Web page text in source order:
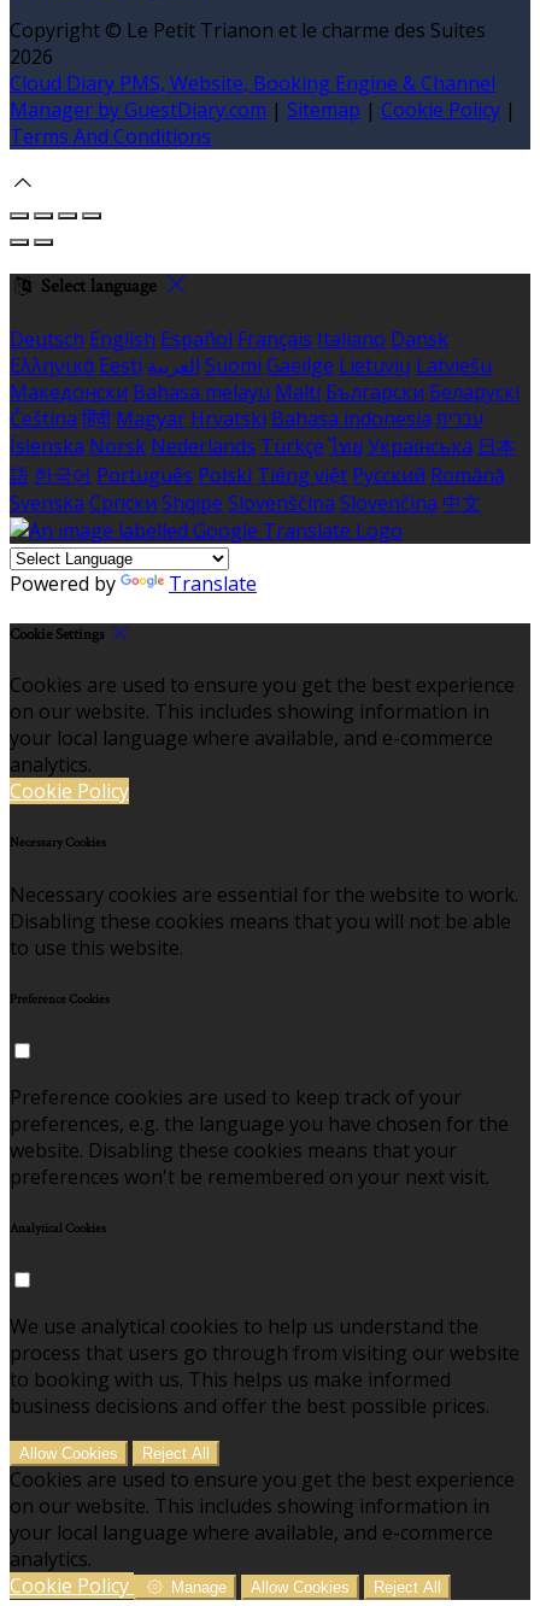
Copyright © Le Petit Trianon et le charme des Suites
2026
Cloud Diary PMS, Website, Booking Engine & Channel
Manager by GuestDiary.com | Sitemap | Cookie Policy |
Terms And Conditions
Select language
Deutsch English Español Français Italiano Dansk
Ελληνικά Eesti العربية Suomi Gaeilge Lietuvių Latviešu
Македонски Bahasa melayu Malti Български Беларускі
Čeština हिंदी Magyar Hrvatski Bahasa indonesia עברית
Íslenska Norsk Nederlands Türkçe ไทย Українська 日本
語 한국어 Português Polski Tiếng việt Русский Română
Svenska Српски Shqipe Slovenščina Slovenčina 中文
Powered by Translate
Cookie Settings
Cookies are used to ensure you get the best experience
on our website. This includes showing information in
your local language where available, and e-commerce
analytics.
Cookie Policy
Necessary Cookies
Necessary cookies are essential for the website to work.
Disabling these cookies means that you will not be able
to use this website.
Preference Cookies
Preference cookies are used to keep track of your
preferences, e.g. the language you have chosen for the
website. Disabling these cookies means that your
preferences won't be remembered on your next visit.
Analytical Cookies
We use analytical cookies to help us understand the
process that users go through from visiting our website
to booking with us. This helps us make informed
business decisions and offer the best possible prices.
Allow Cookies Reject All
Cookies are used to ensure you get the best experience
on our website. This includes showing information in
your local language where available, and e-commerce
analytics.
Cookie Policy
Manage Allow Cookies Reject All